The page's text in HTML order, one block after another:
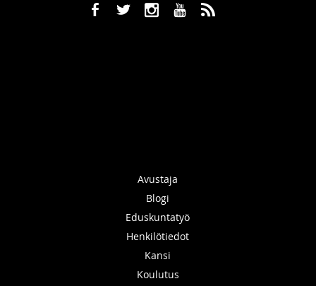
b a x r ,
Avustaja
Blogi
Eduskuntatyö
Henkilötiedot
Kansi
Koulutus